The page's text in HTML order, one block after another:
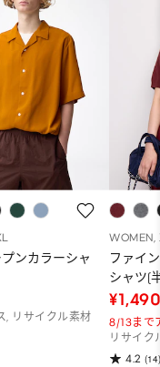
ンカラーシャ
, リサイクル素材
WOMEN,
ファイ
シャツ(
8/13まで
リサイク
4.2 (14)